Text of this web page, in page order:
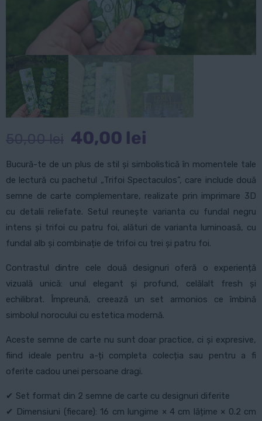
Prețul
a
fost:
50,00 lei.
40,00 lei
este:
40,00 lei.
Bucură-te de un plus de stil și simbolistică în momentele tale
de lectură cu pachetul „Trifoi Spectaculos”, care include două
semne de carte complementare, realizate prin imprimare 3D
cu detalii reliefate. Setul reunește varianta cu fundal negru
intens și trifoi cu patru foi, alături de varianta luminoasă, cu
fundal alb și combinație de trifoi cu trei și patru foi.
Contrastul dintre cele două designuri oferă o experiență
vizuală unică: unul elegant și profund, celălalt fresh și
echilibrat. Împreună, creează un set armonios ce îmbină
simbolul norocului cu estetica modernă.
Aceste semne de carte nu sunt doar practice, ci și expresive,
fiind ideale pentru a-ți completa colecția sau pentru a fi
oferite cadou unei persoane dragi.
✔ Set format din 2 semne de carte cu designuri diferite
✔ Dimensiuni (fiecare): 16 cm lungime × 4 cm lățime × 0.2 cm